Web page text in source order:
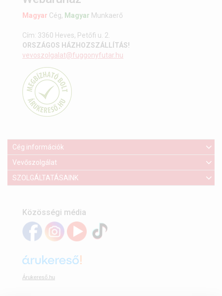
Magyar Cég, Magyar Munkaerő
Cím: 3360 Heves, Petőfi u. 2.
ORSZÁGOS HÁZHOZSZÁLLÍTÁS!
vevoszolgalat@fuggonyfutar.hu
Cég információk
Vevőszolgálat
SZOLGÁLTATÁSAINK
Közösségi média
Árukereső.hu